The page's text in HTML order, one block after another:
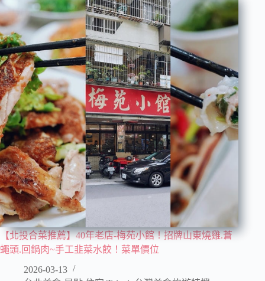
【北投合菜推薦】40年老店-梅苑小館！招牌山東燒雞.蒼
蠅頭.回鍋肉~手工韭菜水餃！菜單價位
2026-03-13